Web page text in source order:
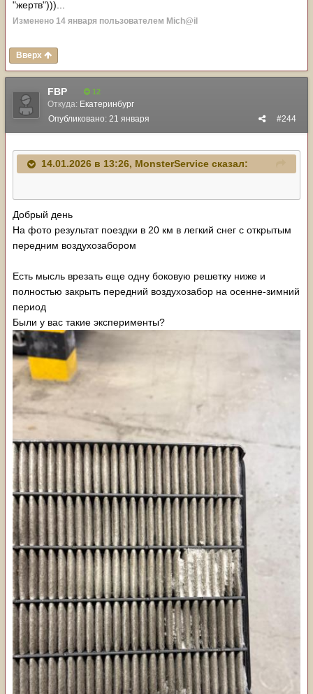
"жертв")))...
Изменено 14 января пользователем Mich@il
Вверх
FBP 12
Откуда: Екатеринбург
#244
Опубликовано: 21 января
14.01.2026 в 13:26, MonsterService сказал:
Добрый день
На фото результат поездки в 20 км в легкий снег с открытым
передним воздухозабором
Есть мысль врезать еще одну боковую решетку ниже и
полностью закрыть передний воздухозабор на осенне-зимний
период
Были у вас такие эксперименты?